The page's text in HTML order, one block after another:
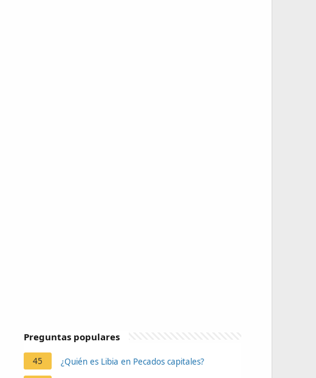
Preguntas populares
45 ¿Quién es Libia en Pecados capitales?